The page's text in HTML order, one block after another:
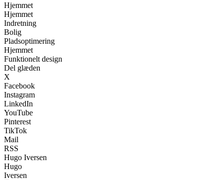
Hjemmet
Hjemmet
Indretning
Bolig
Pladsoptimering
Hjemmet
Funktionelt design
Del glæden
X
Facebook
Instagram
LinkedIn
YouTube
Pinterest
TikTok
Mail
RSS
Hugo Iversen
Hugo
Iversen